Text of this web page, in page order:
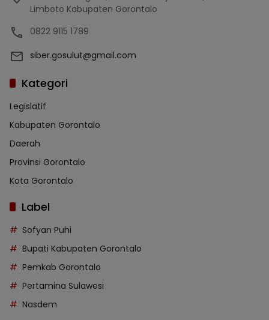
Limboto Kabupaten Gorontalo
0822 9115 1789
siber.gosulut@gmail.com
Kategori
Legislatif
Kabupaten Gorontalo
Daerah
Provinsi Gorontalo
Kota Gorontalo
Label
Sofyan Puhi
Bupati Kabupaten Gorontalo
Pemkab Gorontalo
Pertamina Sulawesi
Nasdem